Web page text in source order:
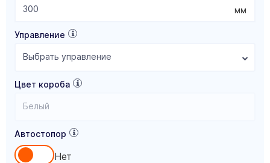
мм
Управление
Выбрать управление
Цвет короба
Белый
Автостопор
Нет